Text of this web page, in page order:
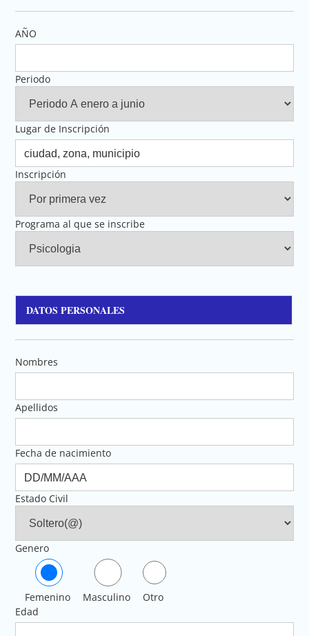
AÑO
Periodo
Lugar de Inscripción
Inscripción
Programa al que se inscribe
DATOS PERSONALES
Nombres
Apellidos
Fecha de nacimiento
Estado Civil
Genero
Femenino Masculino
Otro
Edad